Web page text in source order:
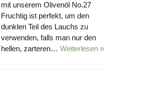
mit unserem Olivenöl No.27
Fruchtig ist perfekt, um den
dunklen Teil des Lauchs zu
verwenden, falls man nur den
hellen, zarteren… Weiterlesen »